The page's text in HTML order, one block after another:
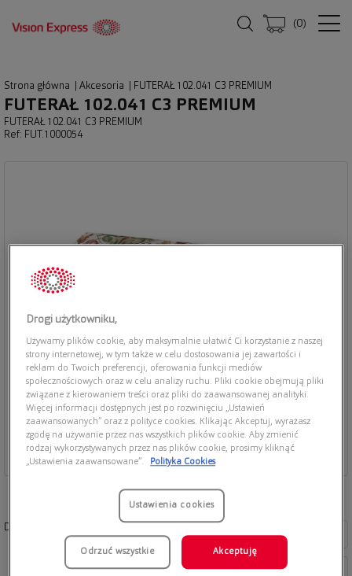
(0)
Strona główna Akcesoria FUTERAŁ 102.041 C3 PREMIUM
FUTERAŁ 102.041 C3 PREMIUM
FUTERAŁ 102.041 C3 PREMIUM
Ref: FUT.1000054
Dostępne kolory:
Drogi użytkowniku,
Używamy plików cookie, aby maksymalnie ułatwić Ci korzystanie z naszej
strony internetowej, w tym także w celu dostosowania jej zawartości i
reklam do Twoich preferencji, oferowania funkcji mediów
społecznościowych oraz w celu analizy ruchu. Pliki cookie obejmują pliki
związane z kierowaniem treści oraz pliki do zaawansowanej analityki.
Więcej informacji dostępnych jest po rozwinięciu „Ustawień
zaawansowanych” oraz z polityce cookies. Klikając Akceptuj, wyrażasz
zgodę na używanie przez nas wszystkich plików cookie. Aby zmienić
rodzaj wykorzystywanych przez nas plików cookie, prosimy kliknąć
„Ustawienia zaawansowane”.
Polityka Cookies
Ustawienia cookies
Odrzuć wszystkie Akceptuję